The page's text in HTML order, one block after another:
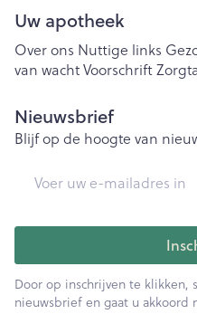
Uw apotheek
Over ons Nuttige links
van wachtVoorschrift
Nieuwsbrief
Blijf op de hoogte van
Door op inschrijven te klikken,
nieuwsbrief en gaat u akkoord